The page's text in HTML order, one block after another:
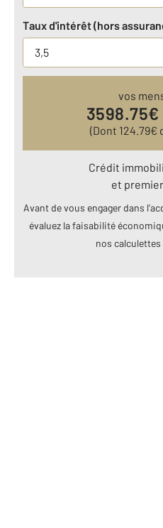
Taux d'intérêt (hors
vos
3598.75€
(Dont 124.79€
Crédit
et
Avant de vous engager dans
évaluez la faisabilité
nos